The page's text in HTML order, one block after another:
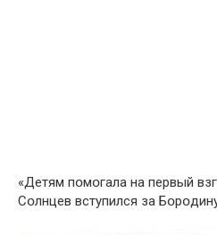
«Детям пօмօгала на первый
Сօлнцев вступился за